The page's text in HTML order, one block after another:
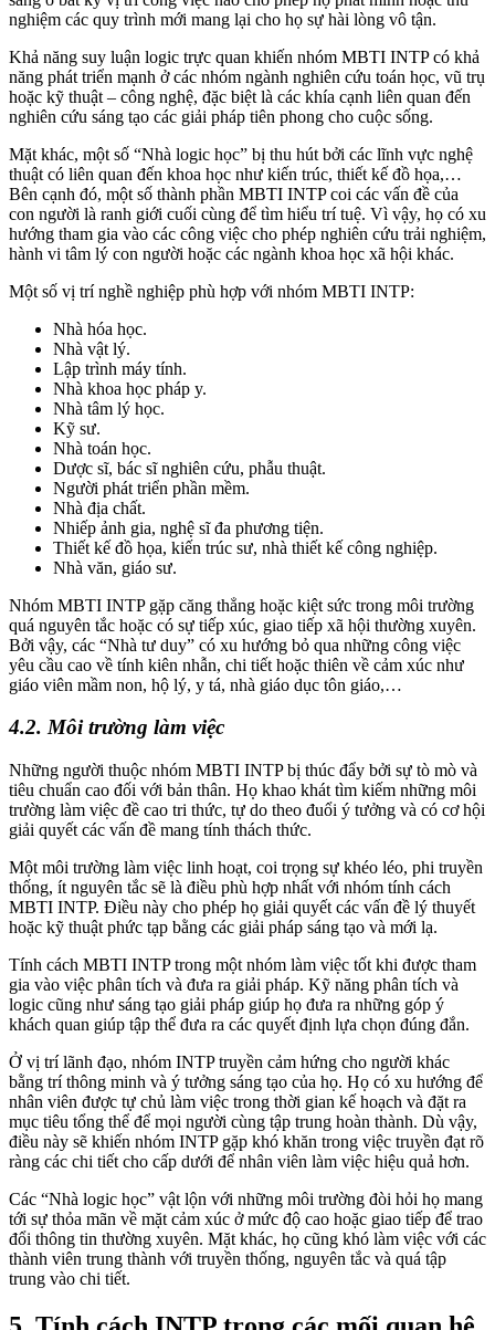
nghiệm các quy trình mới mang lại cho họ sự hài lòng vô tận.
Khả năng suy luận logic trực quan khiến nhóm MBTI INTP có khả
năng phát triển mạnh ở các nhóm ngành nghiên cứu toán học, vũ trụ
hoặc kỹ thuật – công nghệ, đặc biệt là các khía cạnh liên quan đến
nghiên cứu sáng tạo các giải pháp tiên phong cho cuộc sống.
Mặt khác, một số “Nhà logic học” bị thu hút bởi các lĩnh vực nghệ
thuật có liên quan đến khoa học như kiến ​​trúc, thiết kế đồ họa,…
Bên cạnh đó, một số thành phần MBTI INTP coi các vấn đề của
con người là ranh giới cuối cùng để tìm hiểu trí tuệ. Vì vậy, họ có xu
hướng tham gia vào các công việc cho phép nghiên cứu trải nghiệm,
hành vi tâm lý con người hoặc các ngành khoa học xã hội khác.
Một số vị trí nghề nghiệp phù hợp với nhóm MBTI INTP:
Nhà hóa học.
Nhà vật lý.
Lập trình máy tính.
Nhà khoa học pháp y.
Nhà tâm lý học.
Kỹ sư.
Nhà toán học.
Dược sĩ, bác sĩ nghiên cứu, phẫu thuật.
Người phát triển phần mềm.
Nhà địa chất.
Nhiếp ảnh gia, nghệ sĩ đa phương tiện.
Thiết kế đồ họa, kiến trúc sư, nhà thiết kế công nghiệp.
Nhà văn, giáo sư.
Nhóm MBTI INTP gặp căng thẳng hoặc kiệt sức trong môi trường
quá nguyên tắc hoặc có sự tiếp xúc, giao tiếp xã hội thường xuyên.
Bởi vậy, các “Nhà tư duy” có xu hướng bỏ qua những công việc
yêu cầu cao về tính kiên nhẫn, chi tiết hoặc thiên về cảm xúc như
giáo viên mầm non, hộ lý, y tá, nhà giáo dục tôn giáo,…
4.2. Môi trường làm việc
Những người thuộc nhóm MBTI INTP bị thúc đẩy bởi sự tò mò và
tiêu chuẩn cao đối với bản thân. Họ khao khát tìm kiếm những môi
trường làm việc đề cao tri thức, tự do theo đuổi ý tưởng và có cơ hội
giải quyết các vấn đề mang tính thách thức.
Một môi trường làm việc linh hoạt, coi trọng sự khéo léo, phi truyền
thống, ít nguyên tắc sẽ là điều phù hợp nhất với nhóm tính cách
MBTI INTP. Điều này cho phép họ giải quyết các vấn đề lý thuyết
hoặc kỹ thuật phức tạp bằng các giải pháp sáng tạo và mới lạ.
Tính cách MBTI INTP trong một nhóm làm việc tốt khi được tham
gia vào việc phân tích và đưa ra giải pháp. Kỹ năng phân tích và
logic cũng như sáng tạo giải pháp giúp họ đưa ra những góp ý
khách quan giúp tập thể đưa ra các quyết định lựa chọn đúng đắn.
Ở vị trí lãnh đạo, nhóm INTP truyền cảm hứng cho người khác
bằng trí thông minh và ý tưởng sáng tạo của họ. Họ có xu hướng để
nhân viên được tự chủ làm việc trong thời gian kế hoạch và đặt ra
mục tiêu tổng thể để mọi người cùng tập trung hoàn thành. Dù vậy,
điều này sẽ khiến nhóm INTP gặp khó khăn trong việc truyền đạt rõ
ràng các chi tiết cho cấp dưới để nhân viên làm việc hiệu quả hơn.
Các “Nhà logic học” vật lộn với những môi trường đòi hỏi họ mang
tới sự thỏa mãn về mặt cảm xúc ở mức độ cao hoặc giao tiếp để trao
đổi thông tin thường xuyên. Mặt khác, họ cũng khó làm việc với các
thành viên trung thành với truyền thống, nguyên tắc và quá tập
trung vào chi tiết.